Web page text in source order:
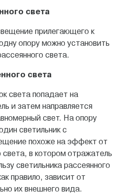
света
прилегающего к
опору можно установить
света.
света
света попадает на
и затем направляется
свет. На опору
светильник с
похоже на эффект от
света, в котором отражатель
светильника рассеянного
правило, зависит от
их внешнего вида.